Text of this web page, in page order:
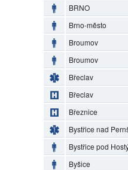
BRNO
Brno-město
Broumov
Broumov
Břeclav
Břeclav
Březnice
Bystřice nad
Bystřice pod
Byšice